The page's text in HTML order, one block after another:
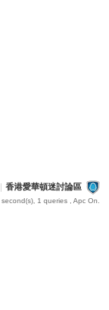
香港愛華頓迷討論區
1 queries , Apc On.